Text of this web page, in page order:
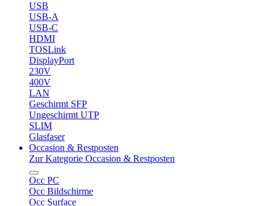
USB
USB-A
USB-C
HDMI
TOSLink
DisplayPort
230V
400V
LAN
Geschirmt SFP
Ungeschirmt UTP
SLIM
Glasfaser
Occasion & Restposten
Zur Kategorie Occasion & Restposten
Occ PC
Occ Bildschirme
Occ Surface